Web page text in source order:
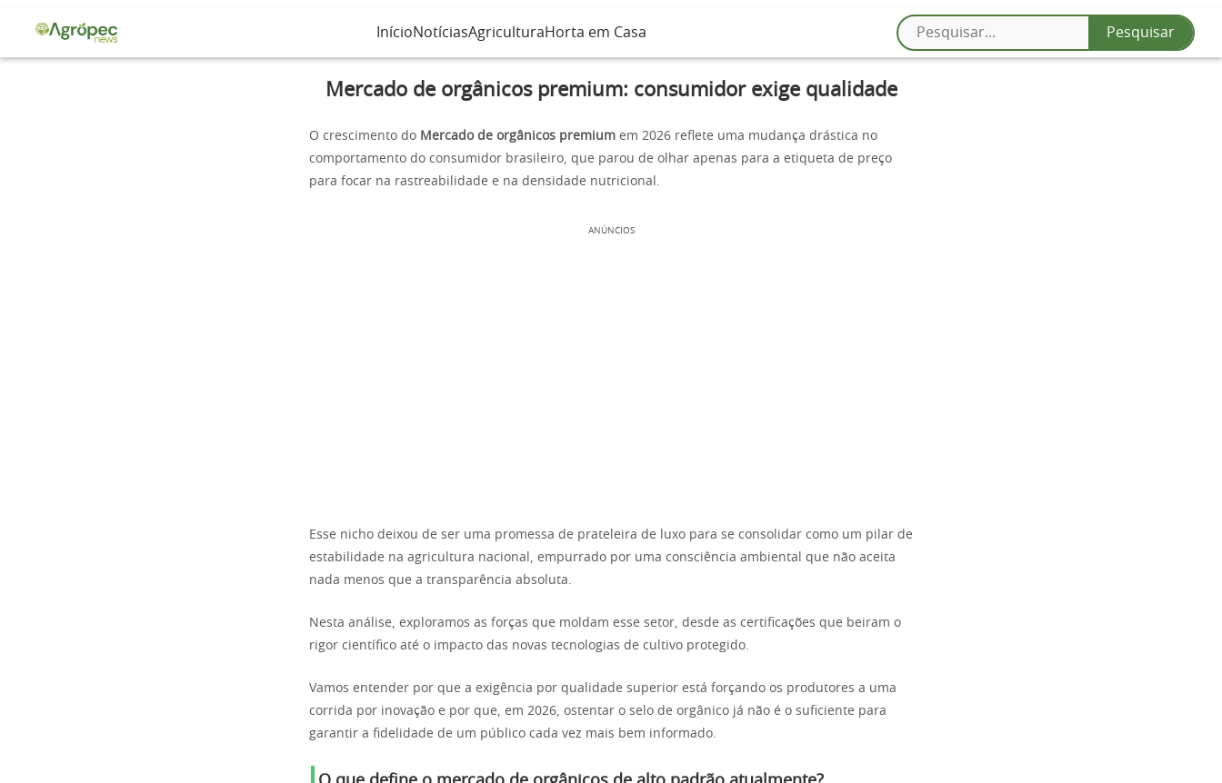
InícioNotíciasAgricultura Horta em Casa
Mercado de orgânicos premium: consumidor exige qualidade
O crescimento do Mercado de orgânicos premium em 2026 reflete uma mudança drástica no
comportamento do consumidor brasileiro, que parou de olhar apenas para a etiqueta de preço
para focar na rastreabilidade e na densidade nutricional.
ANÚNCIOS
Esse nicho deixou de ser uma promessa de prateleira de luxo para se consolidar como um pilar de
estabilidade na agricultura nacional, empurrado por uma consciência ambiental que não aceita
nada menos que a transparência absoluta.
Nesta análise, exploramos as forças que moldam esse setor, desde as certificações que beiram o
rigor científico até o impacto das novas tecnologias de cultivo protegido.
Vamos entender por que a exigência por qualidade superior está forçando os produtores a uma
corrida por inovação e por que, em 2026, ostentar o selo de orgânico já não é o suficiente para
garantir a fidelidade de um público cada vez mais bem informado.